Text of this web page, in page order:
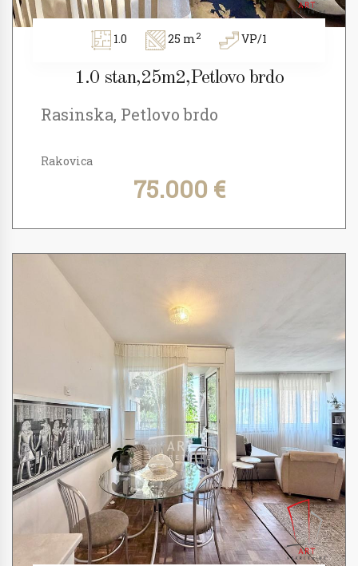
1.0 25 m2 VP/1
1.0 stan,25m2,Petlovo brdo
Rasinska, Petlovo brdo
Rakovica
75.000 €